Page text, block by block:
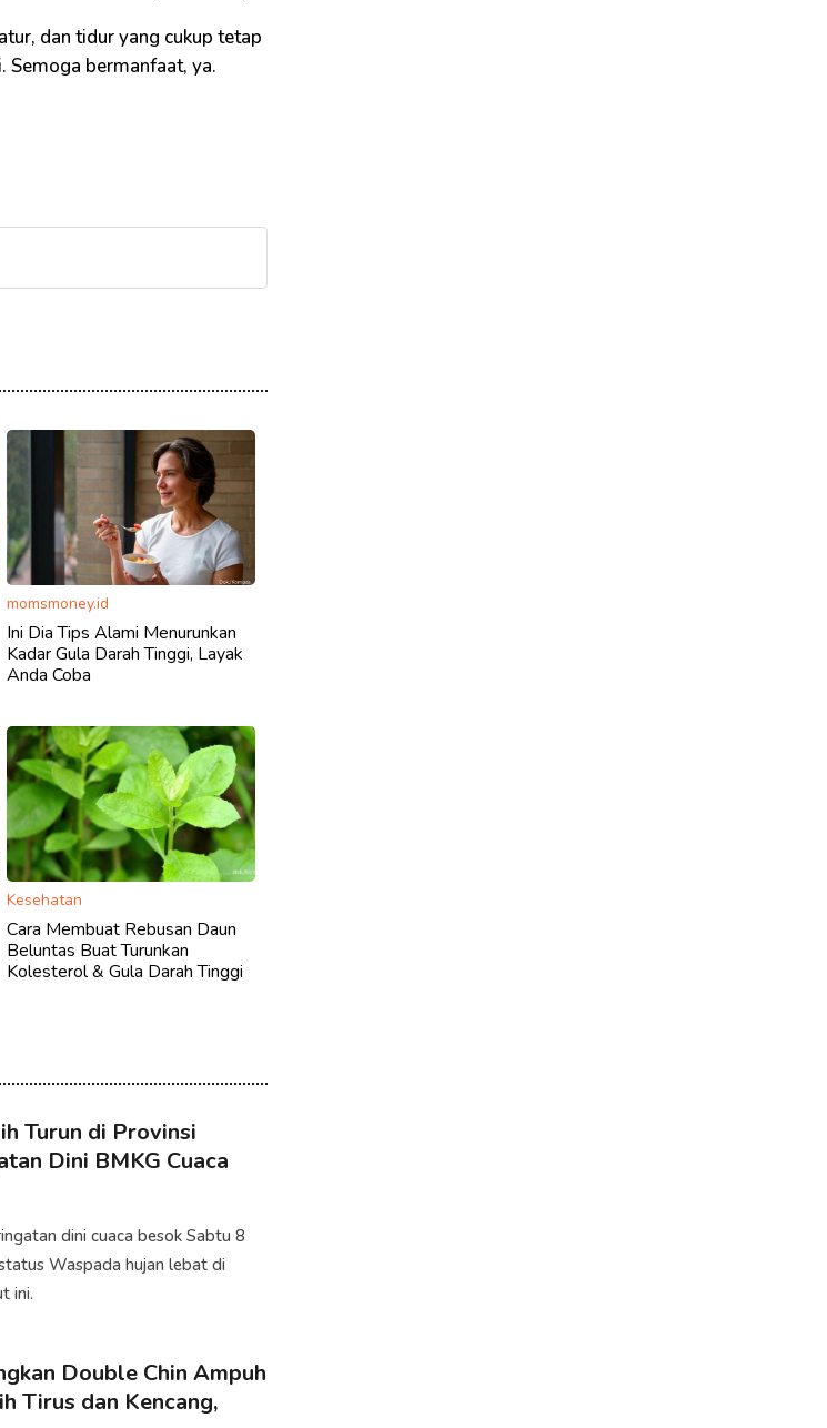
dan tidur yang cukup tetap
bermanfaat, ya.
momsmoney.id
Ini Dia Tips Alami Menurunkan
Kadar Gula Darah Tinggi, Layak
Anda Coba
Kesehatan
Cara Membuat Rebusan Daun
Beluntas Buat Turunkan
Kolesterol & Gula Darah Tinggi
Turun di Provinsi
Dini BMKG Cuaca
dini cuaca besok Sabtu 8
Waspada hujan lebat di
ini.
Double Chin Ampuh
Tirus dan Kencang,